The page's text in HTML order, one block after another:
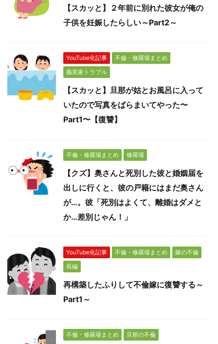
【スカッと】２年前に別れた彼女が俺の
子供を妊娠したらしい～Part2～
YouTube化記事
不倫・修羅場まとめ
義実家トラブル
【スカッと】旦那が姑とお風呂に入って
いたので写真をばらまいてやった〜
Part1〜【復讐】
不倫・修羅場まとめ 修羅場
【クズ】奥さんと死別した彼と婚姻届を
出しに行くと、彼の戸籍にはまだ奥さん
が…。彼「死別はよくて、離婚はダメと
か…差別じゃん！」
YouTube化記事 不倫・修羅場まとめ
嫁の不倫
長編
再構築したふりして不倫嫁に復讐する～
Part1～
不倫・修羅場まとめ 旦那の不倫